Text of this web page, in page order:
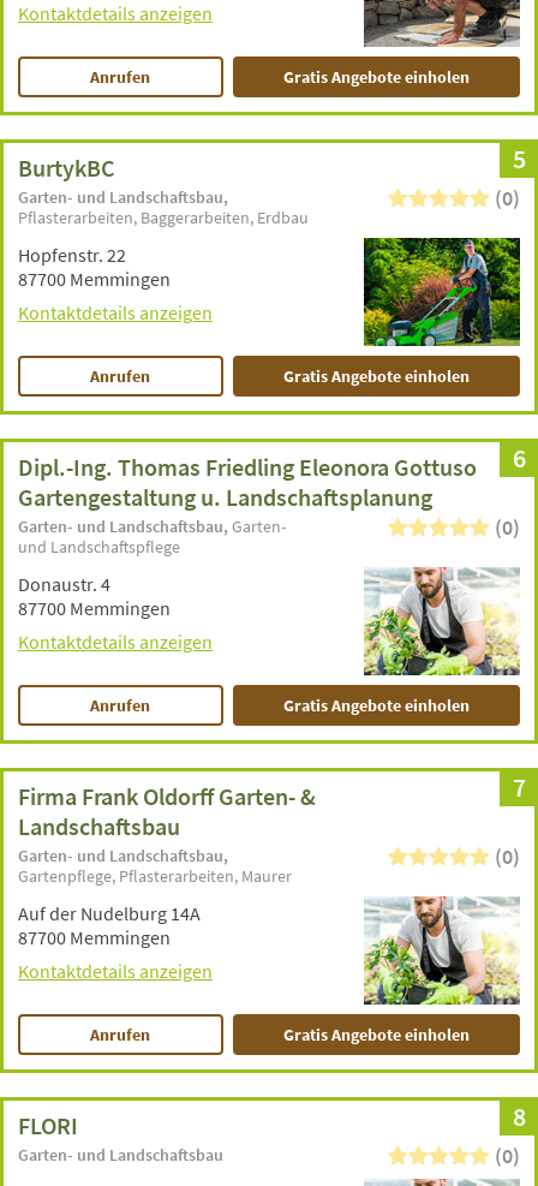
Kontaktdetails anzeigen
Anrufen Gratis Angebote einholen
5
BurtykBC
Garten- und Landschaftsbau
Pflasterarbeiten Baggerarbeiten Erdbau
(0)
Hopfenstr. 22
87700 Memmingen
Kontaktdetails anzeigen
Anrufen Gratis Angebote einholen
6
Dipl.-Ing. Thomas Friedling Eleonora Gottuso
Gartengestaltung u. Landschaftsplanung
Garten- und Landschaftsbau Garten-
und Landschaftspflege
(0)
Donaustr. 4
87700 Memmingen
Kontaktdetails anzeigen
Anrufen Gratis Angebote einholen
7
Firma Frank Oldorff Garten- &
Landschaftsbau
Garten- und Landschaftsbau
Gartenpflege Pflasterarbeiten Maurer
(0)
Auf der Nudelburg 14A
87700 Memmingen
Kontaktdetails anzeigen
Anrufen Gratis Angebote einholen
8
FLORI
Garten- und Landschaftsbau (0)